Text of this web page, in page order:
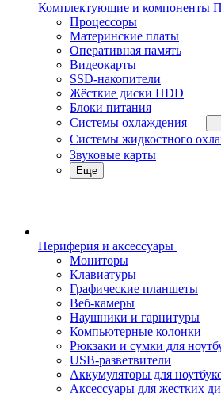
Комплектующие и компоненты
Процессоры
Материнские платы
Оперативная память
Видеокарты
SSD-накопители
Жёсткие диски HDD
Блоки питания
Системы охлаждения
Системы жидкостного
Звуковые карты
Еще
Периферия и аксессуары
Мониторы
Клавиатуры
Графические планшеты
Веб-камеры
Наушники и гарнитуры
Компьютерные колонки
Рюкзаки и сумки для
USB-разветвители
Аккумуляторы для
Аксессуары для жестких